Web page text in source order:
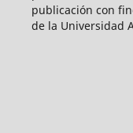
publicación con
de la Universidad